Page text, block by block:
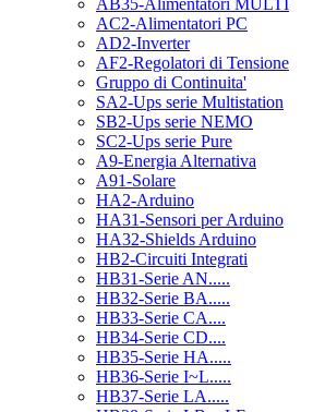
AB35-Alimentatori MULTI
AC2-Alimentatori PC
AD2-Inverter
AF2-Regolatori di Tensione
Gruppo di Continuita'
SA2-Ups serie Multistation
SB2-Ups serie NEMO
SC2-Ups serie Pure
A9-Energia Alternativa
A91-Solare
HA2-Arduino
HA31-Sensori per Arduino
HA32-Shields Arduino
HB2-Circuiti Integrati
HB31-Serie AN.....
HB32-Serie BA.....
HB33-Serie CA....
HB34-Serie CD....
HB35-Serie HA.....
HB36-Serie I~L.....
HB37-Serie LA.....